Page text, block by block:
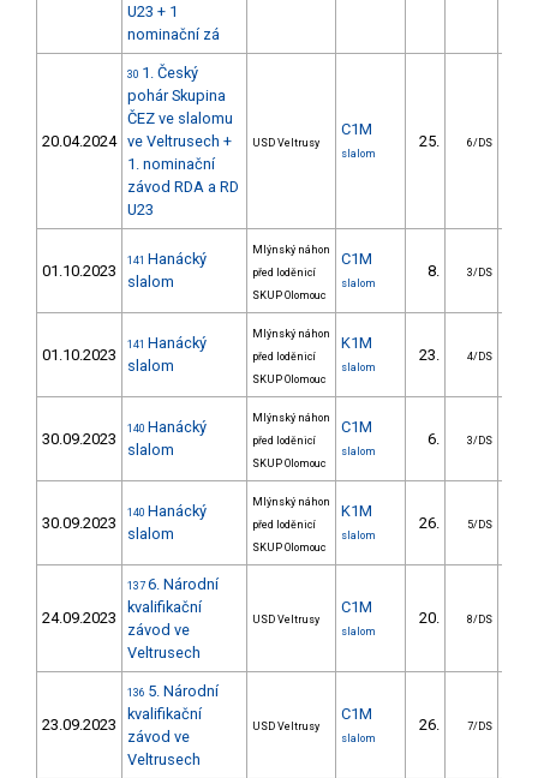
U23 + 1
nominační zá
20.04.2024
30 1. Český
pohár Skupina
ČEZ ve slalomu
ve Veltrusech +
1. nominační
závod RDA a RD
U23
USD Veltrusy
C1M
slalom
25. 6/DS
01.10.2023
141 Hanácký
slalom
Mlýnský náhon
před loděnicí
SKUP Olomouc
C1M
slalom
8. 3/DS
01.10.2023
141 Hanácký
slalom
Mlýnský náhon
před loděnicí
SKUP Olomouc
K1M
slalom
23. 4/DS
30.09.2023
140 Hanácký
slalom
Mlýnský náhon
před loděnicí
SKUP Olomouc
C1M
slalom
6. 3/DS
30.09.2023
140 Hanácký
slalom
Mlýnský náhon
před loděnicí
SKUP Olomouc
K1M
slalom
26. 5/DS
24.09.2023
137 6. Národní
kvalifikační
závod ve
Veltrusech
USD Veltrusy
C1M
slalom
20. 8/DS
23.09.2023
136 5. Národní
kvalifikační
závod ve
Veltrusech
USD Veltrusy
C1M
slalom
26. 7/DS